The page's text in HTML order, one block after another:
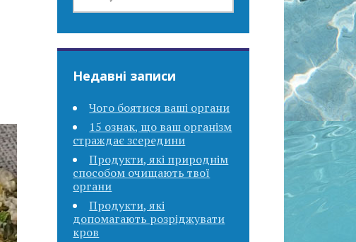
Недавні записи
Чого боятися ваші органи
15 ознак, що ваш організм
страждає зсередини
Продукти, які природнім
способом очищають твої
органи
Продукти, які
допомагають розріджувати
кров